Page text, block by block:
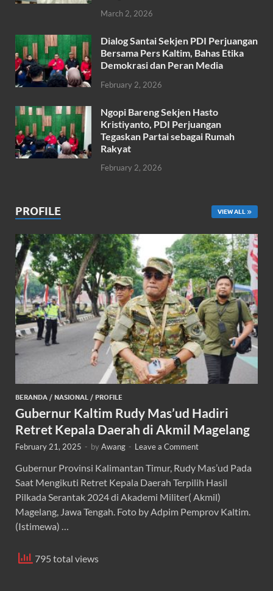
March 2, 2026
Dialog Santai Sekjen PDI Perjuangan
Bersama Pers Kaltim, Bahas Etika
Demokrasi dan Peran Media
February 2, 2026
Ngopi Bareng Sekjen Hasto
Kristiyanto, PDI Perjuangan
Tegaskan Partai sebagai Rumah
Rakyat
February 2, 2026
PROFILE VIEW ALL
BERANDA / NASIONAL / PROFILE
Gubernur Kaltim Rudy Mas’ud Hadiri
Retret Kepala Daerah di Akmil Magelang
February 21, 2025 - byAwang - Leave a Comment
Gubernur Provinsi Kalimantan Timur, Rudy Mas’ud Pada
Saat Mengikuti Retret Kepala Daerah Terpilih Hasil
Pilkada Serantak 2024 di Akademi Militer( Akmil)
Magelang, Jawa Tengah. Foto by Adpim Pemprov Kaltim.
(Istimewa) …
795 total views